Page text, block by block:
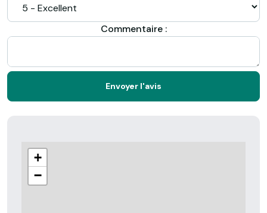
Commentaire :
Envoyer l'avis
+
−